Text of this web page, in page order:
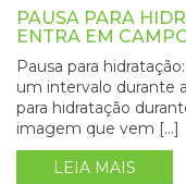
PAUSA PARA
ENTRA EM
Pausa para
um intervalo durante
para hidratação
imagem que vem […]
LEIA MAIS